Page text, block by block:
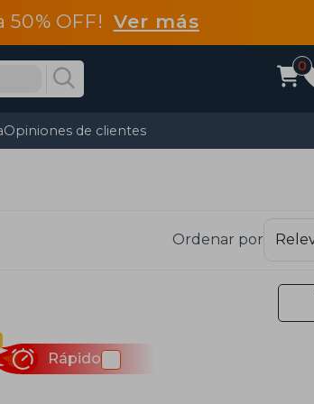
50% OFF! Ver más
0
Opiniones de clientes
Ordenar por
Rápido